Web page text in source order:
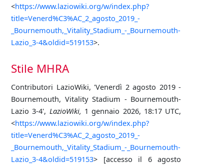
<https://www.laziowiki.org/w/index.php?
title=Venerd%C3%AC_2_agosto_2019_-
_Bournemouth,_Vitality_Stadium_-_Bournemouth-
Lazio_3-4&oldid=519153>.
Stile MHRA
Contributori LazioWiki, 'Venerdì 2 agosto 2019 -
Bournemouth, Vitality Stadium - Bournemouth-
Lazio 3-4', LazioWiki, 1 gennaio 2026, 18:17 UTC,
<https://www.laziowiki.org/w/index.php?
title=Venerd%C3%AC_2_agosto_2019_-
_Bournemouth,_Vitality_Stadium_-_Bournemouth-
Lazio_3-4&oldid=519153> [accesso il 6 agosto